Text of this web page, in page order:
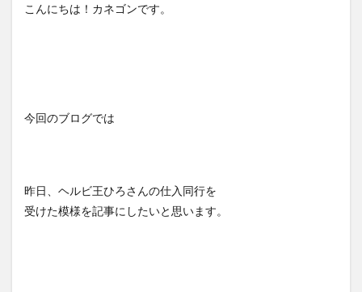
こんにちは！カネゴンです。
今回のブログでは
昨日、ヘルビ王ひろさんの仕入同行を
受けた模様を記事にしたいと思います。